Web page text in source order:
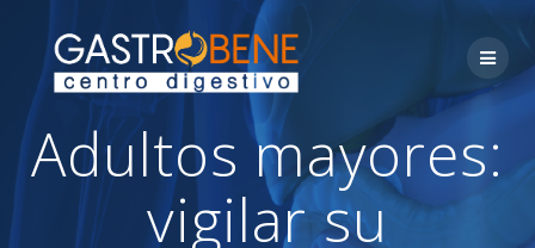
to
content
Adultos mayores:
vigilar su